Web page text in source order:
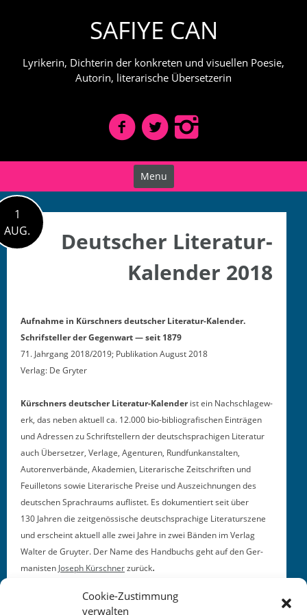
Cookie-Zustimmung
verwalten
SAFIYE CAN
Lyrikerin, Dichterin der konkreten und visuellen Poesie,
Autorin, literarische Übersetzerin
Menu
1
AUG.
Deutscher Literatur-
Kalender 2018
Auf­nahme in Kürschn­ers deutsch­er Lit­er­atur-Kalen­der.
Schrif­steller der Gegen­wart — seit 1879
71. Jahrgang 2018/2019; Pub­lika­tion August 2018
Ver­lag: De Gryter
Kürschn­ers deutsch­er Lit­er­atur-Kalen­derist ein Nach­schlagew­
erk, das neben aktuell ca. 12.000 bio-bib­li­ografis­chen Ein­trä­gen
und Adressen zu Schrift­stellern der deutschsprachi­gen Lit­er­atur
auch Über­set­zer, Ver­lage, Agen­turen, Rund­funkanstal­ten,
Autoren­ver­bände, Akademien, Lit­er­arische Zeitschriften und
Feuil­letons sowie Lit­er­arische Preise und Ausze­ich­nun­gen des
deutschen Sprachraums auflis­tet. Es doku­men­tiert seit über
130 Jahren die zeit­genös­sis­che deutschsprachige Lit­er­aturszene
und erscheint aktuell alle zwei Jahre in zwei Bän­den im Ver­lag
Wal­ter de Gruyter. Der Name des Hand­buchs geht auf den Ger­
man­is­ten Joseph Kürschn­erzurück.